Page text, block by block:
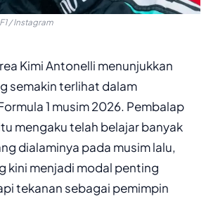
/ Instagram
Kimi Antonelli menunjukkan
semakin terlihat dalam
1 musim 2026. Pembalap
mengaku telah belajar banyak
dialaminya pada musim lalu,
kini menjadi modal penting
tekanan sebagai pemimpin